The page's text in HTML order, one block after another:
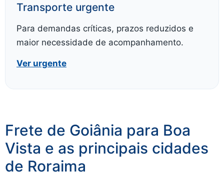
Transporte urgente
Para demandas críticas, prazos reduzidos e
maior necessidade de acompanhamento.
Ver urgente
Frete de Goiânia para Boa
Vista e as principais cidades
de Roraima